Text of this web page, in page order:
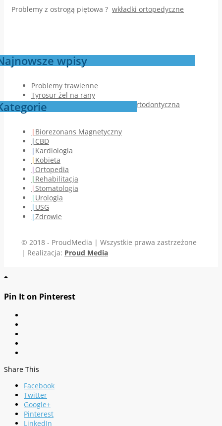
Problemy z ostrogą piętowa ? wkładki ortopedyczne
wpisy
Problemy trawienne
Tyrosur żel na rany
Jak przebiega pierwsza wizyta ortodontyczna
Biorezonans Magnetyczny
CBD
Kardiologia
Kobieta
Ortopedia
Rehabilitacja
Stomatologia
Urologia
USG
Zdrowie
© 2018 - ProudMedia | Wszystkie prawa zastrzeżone
| Realizacja: Proud Media
Pin It on Pinterest
Share This
Facebook
Twitter
Google+
Pinterest
LinkedIn